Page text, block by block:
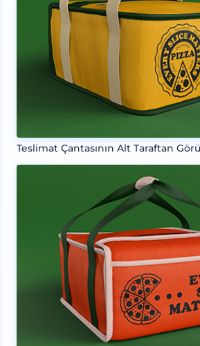
Teslimat Çantasının Alt Taraftan